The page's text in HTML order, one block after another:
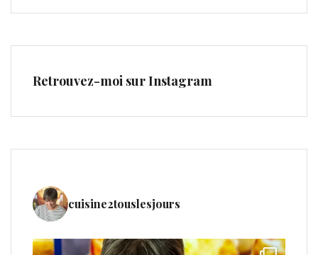
Retrouvez-moi sur Instagram
cuisine2touslesjours